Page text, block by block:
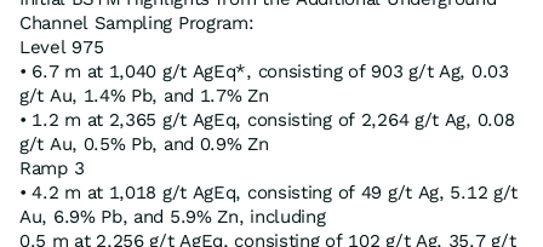
Channel Sampling Program:
Level 975
• 6.7 m at 1,040 g/t AgEq*, consisting of 903 g/t Ag, 0.03
g/t Au, 1.4% Pb, and 1.7% Zn
• 1.2 m at 2,365 g/t AgEq, consisting of 2,264 g/t Ag, 0.08
g/t Au, 0.5% Pb, and 0.9% Zn
Ramp 3
• 4.2 m at 1,018 g/t AgEq, consisting of 49 g/t Ag, 5.12 g/t
Au, 6.9% Pb, and 5.9% Zn, including
0.5 m at 2,256 g/t AgEq, consisting of 102 g/t Ag, 35.7 g/t